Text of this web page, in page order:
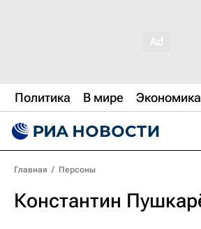
Политика В мире Экономика
Главная / Персоны
Константин